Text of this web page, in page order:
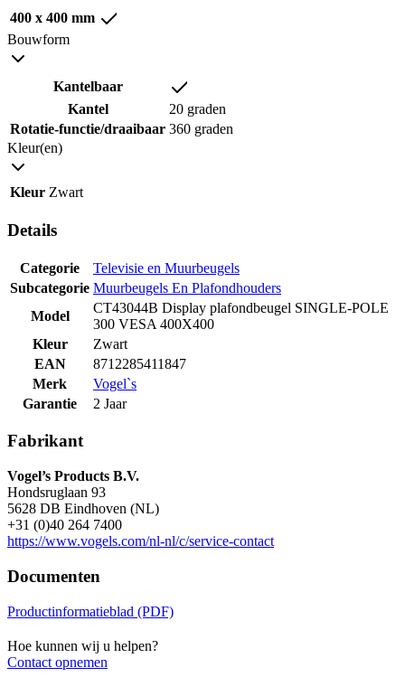
400 x 400 mm
Bouwform
Kantelbaar
Kantel
20 graden
Rotatie-functie/draaibaar 360 graden
Kleur(en)
Kleur Zwart
Details
Categorie
Televisie en Muurbeugels
Subcategorie Muurbeugels En Plafondhouders
Model
CT43044B Display plafondbeugel SINGLE-POLE
300 VESA 400X400
Kleur
Zwart
EAN
8712285411847
Merk
Vogel`s
Garantie
2 Jaar
Fabrikant
Vogel’s Products B.V.
Hondsruglaan 93
5628 DB Eindhoven (NL)
+31 (0)40 264 7400
https://www.vogels.com/nl-nl/c/service-contact
Documenten
Productinformatieblad (PDF)
Hoe kunnen wij u helpen?
Contact opnemen